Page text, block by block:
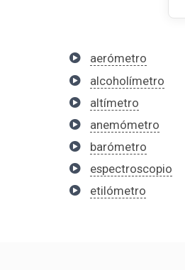
aerómetro
alcoholímetro
altímetro
anemómetro
barómetro
espectroscopio
etilómetro